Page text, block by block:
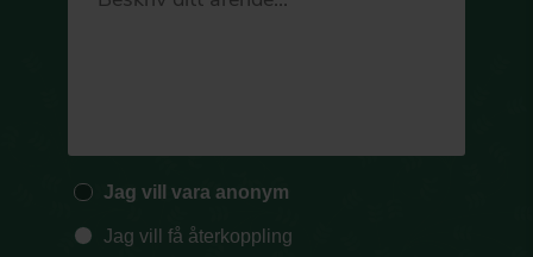
Jag vill vara anonym
Jag vill få återkoppling